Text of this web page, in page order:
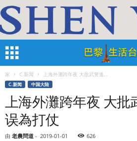
家 C.新闻 上海外灘跨年夜 大批武警進...
C.新闻 中国大陆
上海外灘跨年夜 大批
误為打仗
由 老農問道 - 2019-01-01 626